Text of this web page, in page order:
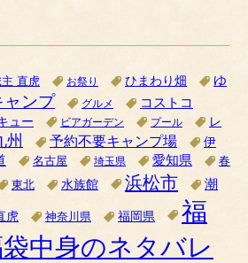
直虎 お祭り ひまわり畑
ゆ
ャンプ グルメ コストコ
ュー ビアガーデン プール
レ
州 予約不要キャンプ場
伊
名古屋 埼玉県 愛知県
春
東北 水族館 浜松市 潮
虎 神奈川県 福岡県
福
中身のネタバレ